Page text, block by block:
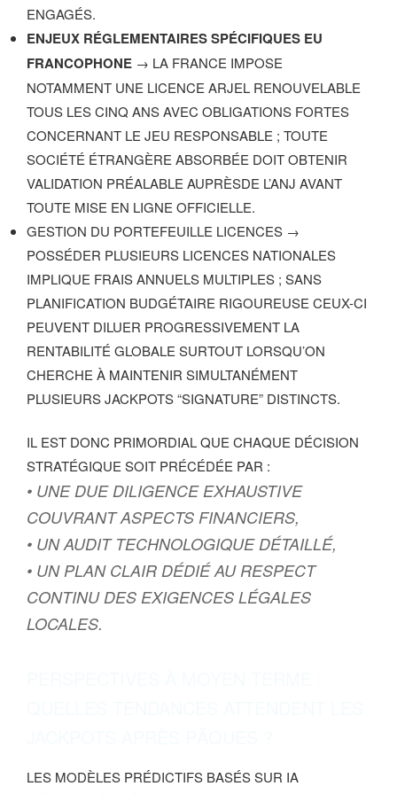
ENGAGÉS.
ENJEUX RÉGLEMENTAIRES SPÉCIFIQUES EU
FRANCOPHONE → LA FRANCE IMPOSE
NOTAMMENT UNE LICENCE ARJEL RENOUVELABLE
TOUS LES CINQ ANS AVEC OBLIGATIONS FORTES
CONCERNANT LE JEU RESPONSABLE ; TOUTE
SOCIÉTÉ ÉTRANGÈRE ABSORBÉE DOIT OBTENIR
VALIDATION PRÉALABLE AUPRÈSDE L’ANJ AVANT
TOUTE MISE EN LIGNE OFFICIELLE.
GESTION DU PORTEFEUILLE LICENCES →
POSSÉDER PLUSIEURS LICENCES NATIONALES
IMPLIQUE FRAIS ANNUELS MULTIPLES ; SANS
PLANIFICATION BUDGÉTAIRE RIGOUREUSE CEUX-CI
PEUVENT DILUER PROGRESSIVEMENT LA
RENTABILITÉ GLOBALE SURTOUT LORSQU’ON
CHERCHE À MAINTENIR SIMULTANÉMENT
PLUSIEURS JACKPOTS “SIGNATURE” DISTINCTS.
IL EST DONC PRIMORDIAL QUE CHAQUE DÉCISION
STRATÉGIQUE SOIT PRÉCÉDÉE PAR :
• UNE DUE DILIGENCE EXHAUSTIVE
COUVRANT ASPECTS FINANCIERS,
• UN AUDIT TECHNOLOGIQUE DÉTAILLÉ,
• UN PLAN CLAIR DÉDIÉ AU RESPECT
CONTINU DES EXIGENCES LÉGALES
LOCALES.
LES MODÈLES PRÉDICTIFS BASÉS SUR IA